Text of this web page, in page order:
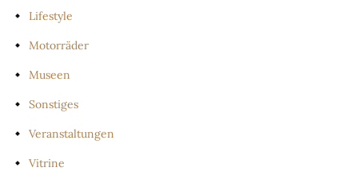
Lifestyle
Motorräder
Museen
Sonstiges
Veranstaltungen
Vitrine